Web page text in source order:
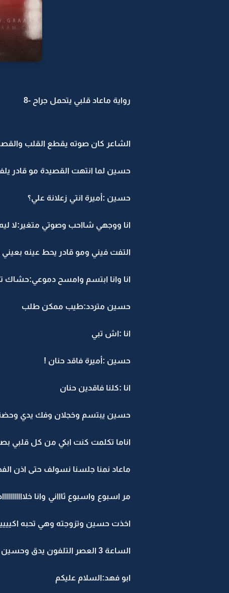
رواية ماعاد قلبي يتحمل جراح -8
الشاعر كان صوته يقطع القلب
حسين لما انتهت القصيدة مو قادر
حسين :أميرة انتي زعلانة علي؟
انا ووجهي شااحب وصوتي متغير:لا
التفت فيني ومو قادر يحط عينه
انا وانا ابتسم وامسح دموعي:حشاك
حسين متردد:طيب ممكن طلب
انا :اش تبي
حسين :أميرة فاقد حنان !
انا :كلنا فاقدين حنان
حسين يبتسم وخجلان وفك يدي وحضني
اناما تكلمت كنت ابكي من كل قلبي
ماعاد نمنا جلسنا نسولف حتى اذن
مر اسبوع واسبوع ثاااني وانا
اخذت حسين وتزوجته وهي تحبه
الساعة 3 العصر التلفون يدق وحسين كان على الاب توب حقه رد :الو
ابو فهد:السلام عليكم